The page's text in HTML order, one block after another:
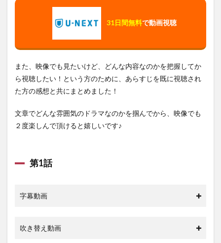
31日間無料で動画視聴
また、映像でも見たいけど、どんな内容なのかを把握してか
ら視聴したい！という方のために、あらすじを既に視聴され
た方の感想と共にまとめました！
文章でどんな雰囲気のドラマなのかを掴んでから、映像でも
２度楽しんで頂けると嬉しいです♪
第1話
字幕動画
吹き替え動画